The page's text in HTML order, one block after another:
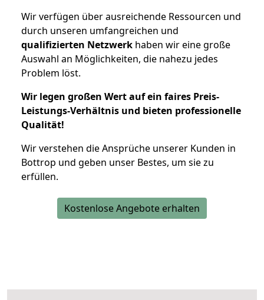
Wir verfügen über ausreichende Ressourcen und
durch unseren umfangreichen und
qualifizierten Netzwerk haben wir eine große
Auswahl an Möglichkeiten, die nahezu jedes
Problem löst.
Wir legen großen Wert auf ein faires Preis-
Leistungs-Verhältnis und bieten professionelle
Qualität!
Wir verstehen die Ansprüche unserer Kunden in
Bottrop und geben unser Bestes, um sie zu
erfüllen.
Kostenlose Angebote erhalten